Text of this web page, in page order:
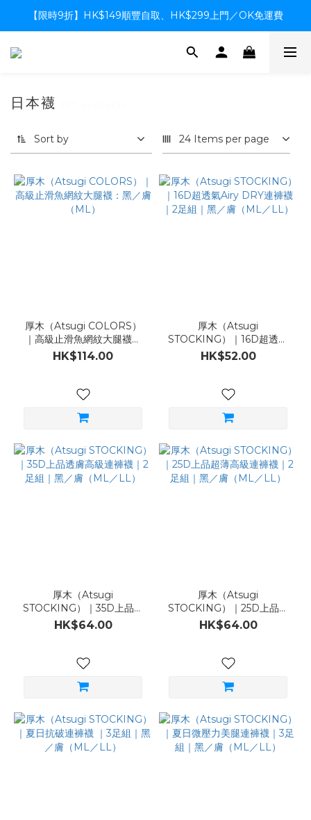
【限時9折】HK$149順豐自取、HK$299上門／OK免運費
【限時9折】HK$149順豐自取、HK$299上門／OK免運費
支付系統升級中，暫停信用卡支付至8月中，造成不便感謝諒解
日本襪
Sort by 24 Items per page
厚木（Atsugi COLORS）
｜高級止滑魚網紋大腿襪：
黑／膚（ML）
HK$114.00
厚木（Atsugi
STOCKING）｜16D超透氣
Airy DRY連褲襪｜2足組｜
黑／膚（ML／LL）
HK$52.00
厚木（Atsugi
STOCKING）｜35D上品透
膚高級連褲襪｜2足組｜黑／
膚（ML／LL）
HK$64.00
厚木（Atsugi
STOCKING）｜25D上品超
薄高級連褲襪｜2足組｜黑／
膚（ML／LL）
HK$64.00